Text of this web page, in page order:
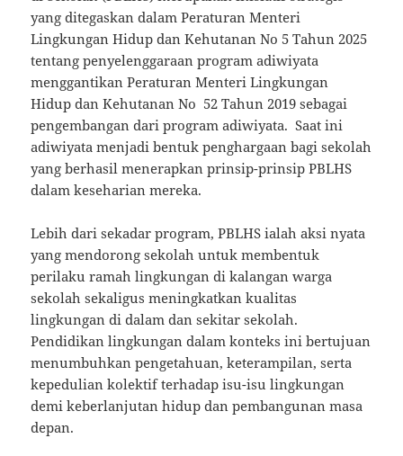
yang ditegaskan dalam Peraturan Menteri
Lingkungan Hidup dan Kehutanan No 5 Tahun 2025
tentang penyelenggaraan program adiwiyata
menggantikan Peraturan Menteri Lingkungan
Hidup dan Kehutanan No 52 Tahun 2019 sebagai
pengembangan dari program adiwiyata. Saat ini
adiwiyata menjadi bentuk penghargaan bagi sekolah
yang berhasil menerapkan prinsip-prinsip PBLHS
dalam keseharian mereka.
Lebih dari sekadar program, PBLHS ialah aksi nyata
yang mendorong sekolah untuk membentuk
perilaku ramah lingkungan di kalangan warga
sekolah sekaligus meningkatkan kualitas
lingkungan di dalam dan sekitar sekolah.
Pendidikan lingkungan dalam konteks ini bertujuan
menumbuhkan pengetahuan, keterampilan, serta
kepedulian kolektif terhadap isu-isu lingkungan
demi keberlanjutan hidup dan pembangunan masa
depan.